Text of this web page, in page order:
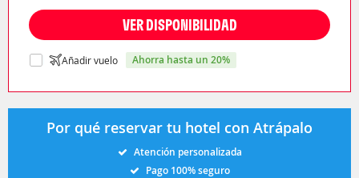
VER DISPONIBILIDAD
Añadir vuelo ahorra hasta un 20%
Por qué reservar tu hotel con Atrápalo
Atención personalizada
Pago 100% seguro